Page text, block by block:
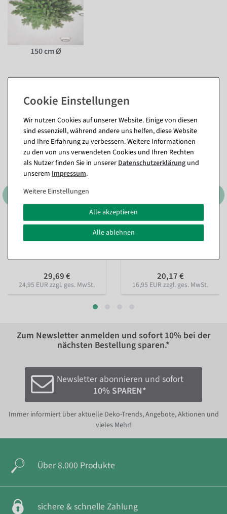
150 cm Ø
Passende Artikel zu diesem Produkt
(8)
Künstlicher Tannenbaum im
Topf 52 cm
29,69 €
24,95 EUR zzgl. ges. MwSt.
Tannen-Aufsteller beschneit
16 x 28 cm grün
20,17 €
16,95 EUR zzgl. ges. MwSt.
Zum Newsletter anmelden und sofort 10% bei der
nächsten Bestellung sparen.*
Newsletter abonnieren und sofort
10% SPAREN*
Immer informiert über aktuelle Deko-Trends, Angebote, Aktionen und
vieles Mehr!
Über 8.000 Produkte
sichere & schnelle Zahlung
Wir nutzen Cookies auf unserer Website. Einige von diesen
sind essenziell, während andere uns helfen, diese Website
und Ihre Erfahrung zu verbessern. Weitere Informationen
zu den von uns verwendeten Cookies und Ihren Rechten
als Nutzer finden Sie in unsererDaten­schutz­erklärung und
unserem Impressum.
Weitere Einstellungen
Alle akzeptieren
Alle ablehnen